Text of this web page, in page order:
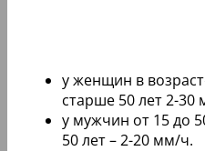
у женщин в
старше 50 лет 2-30
у мужчин от 15 до
50 лет – 2-20 мм/ч.